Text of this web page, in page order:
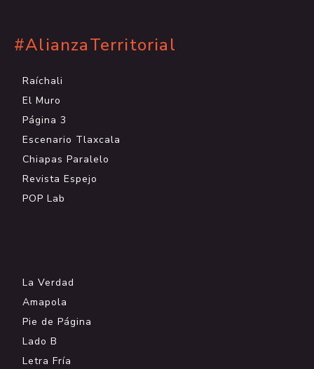
#AlianzaTerritorial
Raíchali
El Muro
Página 3
Escenario Tlaxcala
Chiapas Paralelo
Revista Espejo
POP Lab
La Verdad
Amapola
Pie de Página
Lado B
Letra Fría